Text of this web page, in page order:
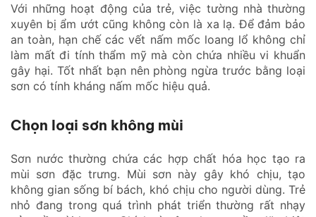
Với những hoạt động của trẻ, việc tường nhà thường
xuyên bị ẩm ướt cũng không còn là xa lạ. Để đảm bảo
an toàn, hạn chế các vết nấm mốc loang lổ không chỉ
làm mất đi tính thẩm mỹ mà còn chứa nhiều vi khuẩn
gây hại. Tốt nhất bạn nên phòng ngừa trước bằng loại
sơn có tính kháng nấm mốc hiệu quả.
Chọn loại sơn không mùi
Sơn nước thường chứa các hợp chất hóa học tạo ra
mùi sơn đặc trưng. Mùi sơn này gây khó chịu, tạo
không gian sống bí bách, khó chịu cho người dùng. Trẻ
nhỏ đang trong quá trình phát triển thường rất nhạy